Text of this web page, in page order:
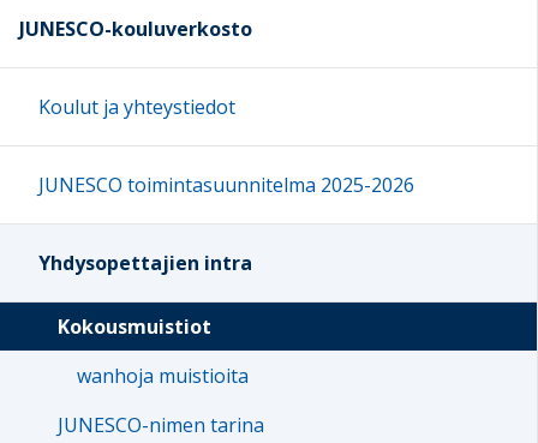
JUNESCO-kouluverkosto
Koulut ja yhteystiedot
JUNESCO toimintasuunnitelma 2025-2026
Yhdysopettajien intra
Kokousmuistiot
wanhoja muistioita
JUNESCO-nimen tarina